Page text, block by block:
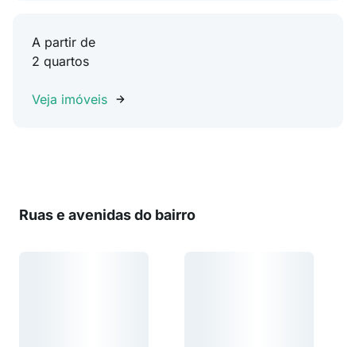
A partir de
2 quartos
Veja imóveis
Ruas e avenidas do bairro